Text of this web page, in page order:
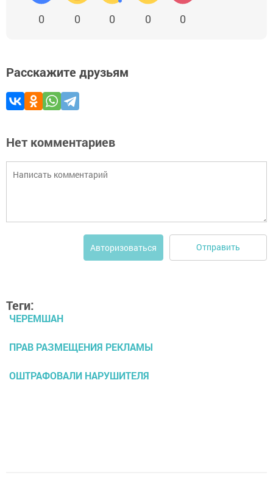
0 0 0 0 0
Расскажите друзьям
Нет комментариев
Авторизоваться Отправить
Теги:
ЧЕРЕМШАН
ПРАВ РАЗМЕЩЕНИЯ РЕКЛАМЫ
ОШТРАФОВАЛИ НАРУШИТЕЛЯ